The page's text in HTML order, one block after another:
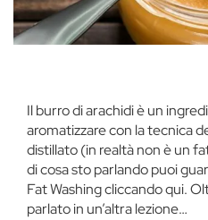
Il burro di arachidi è un
aromatizzare con la tecnica
distillato (in realtà non è un
di cosa sto parlando puoi
Fat Washing cliccando qui.
parlato in un’altra lezione…